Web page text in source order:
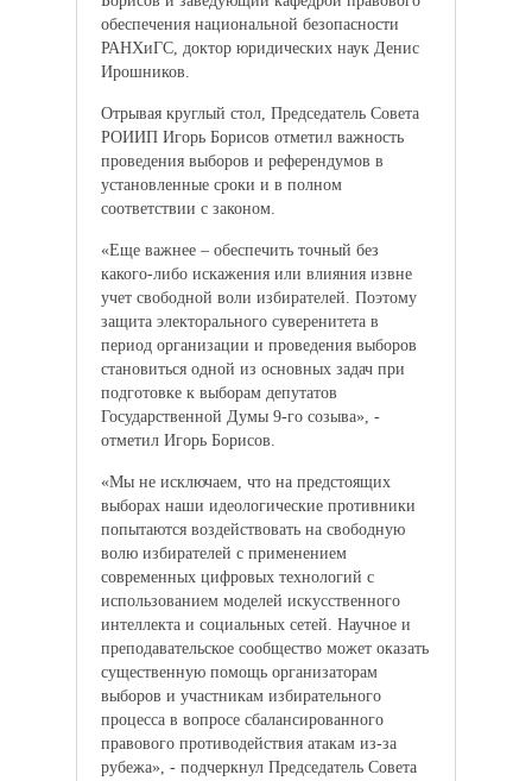
обеспечения национальной безопасности
РАНХиГС, доктор юридических наук Денис
Ирошников.
Отрывая круглый стол, Председатель Совета
РОИИП Игорь Борисов отметил важность
проведения выборов и референдумов в
установленные сроки и в полном
соответствии с законом.
«Еще важнее – обеспечить точный без
какого-либо искажения или влияния извне
учет свободной воли избирателей. Поэтому
защита электорального суверенитета в
период организации и проведения выборов
становиться одной из основных задач при
подготовке к выборам депутатов
Государственной Думы 9-го созыва», -
отметил Игорь Борисов.
«Мы не исключаем, что на предстоящих
выборах наши идеологические противники
попытаются воздействовать на свободную
волю избирателей с применением
современных цифровых технологий с
использованием моделей искусственного
интеллекта и социальных сетей. Научное и
преподавательское сообщество может оказать
существенную помощь организаторам
выборов и участникам избирательного
процесса в вопросе сбалансированного
правового противодействия атакам из-за
рубежа», - подчеркнул Председатель Совета